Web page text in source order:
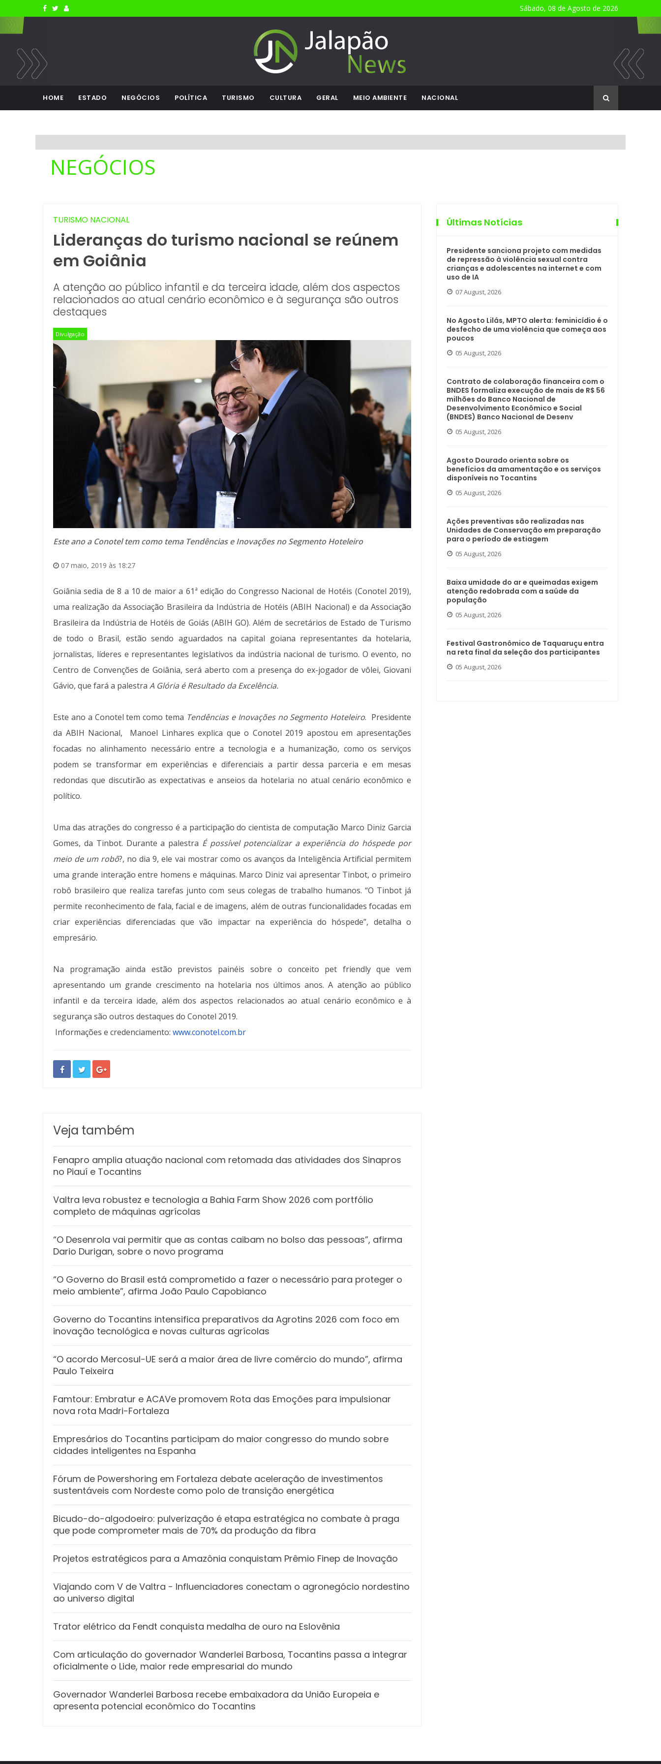
Sábado, 08 de Agosto de 2026
HOME ESTADO NEGÓCIOS POLÍTICA TURISMO CULTURA GERAL MEIO AMBIENTE NACIONAL
NEGÓCIOS
TURISMO NACIONAL
Lideranças do turismo nacional se reúnem
em Goiânia
A atenção ao público infantil e da terceira idade, além dos aspectos
relacionados ao atual cenário econômico e à segurança são outros
destaques
Divulgação
Este ano a Conotel tem como tema Tendências e Inovações no Segmento Hoteleiro
07 maio, 2019 às 18:27
Goiânia sedia de 8 a 10 de maior a 61ª edição do Congresso Nacional de Hotéis (Conotel 2019),
uma realização da Associação Brasileira da Indústria de Hotéis (ABIH Nacional) e da Associação
Brasileira da Indústria de Hotéis de Goiás (ABIH GO). Além de secretários de Estado de Turismo
de todo o Brasil, estão sendo aguardados na capital goiana representantes da hotelaria,
jornalistas, líderes e representantes legislativos da indústria nacional de turismo. O evento, no
Centro de Convenções de Goiânia, será aberto com a presença do ex-jogador de vôlei, Giovani
Gávio, que fará a palestra A Glória é Resultado da Excelência.
Este ano a Conotel tem como tema Tendências e Inovações no Segmento Hoteleiro. Presidente
da ABIH Nacional, Manoel Linhares explica que o Conotel 2019 apostou em apresentações
focadas no alinhamento necessário entre a tecnologia e a humanização, como os serviços
podem se transformar em experiências e diferenciais a partir dessa parceria e em mesas
redondas que discutirão as expectativas e anseios da hotelaria no atual cenário econômico e
político.
Uma das atrações do congresso é a participação do cientista de computação Marco Diniz Garcia
Gomes, da Tinbot. Durante a palestra É possível potencializar a experiência do hóspede por
meio de um robô?, no dia 9, ele vai mostrar como os avanços da Inteligência Artificial permitem
uma grande interação entre homens e máquinas. Marco Diniz vai apresentar Tinbot, o primeiro
robô brasileiro que realiza tarefas junto com seus colegas de trabalho humanos. “O Tinbot já
permite reconhecimento de fala, facial e de imagens, além de outras funcionalidades focadas em
criar experiências diferenciadas que vão impactar na experiência do hóspede”, detalha o
empresário.
Na programação ainda estão previstos painéis sobre o conceito pet friendly que vem
apresentando um grande crescimento na hotelaria nos últimos anos. A atenção ao público
infantil e da terceira idade, além dos aspectos relacionados ao atual cenário econômico e à
segurança são outros destaques do Conotel 2019.
Informações e credenciamento: www.conotel.com.br
Veja também
Fenapro amplia atuação nacional com retomada das atividades dos Sinapros
no Piauí e Tocantins
Valtra leva robustez e tecnologia a Bahia Farm Show 2026 com portfólio
completo de máquinas agrícolas
“O Desenrola vai permitir que as contas caibam no bolso das pessoas”, afirma
Dario Durigan, sobre o novo programa
“O Governo do Brasil está comprometido a fazer o necessário para proteger o
meio ambiente”, afirma João Paulo Capobianco
Governo do Tocantins intensifica preparativos da Agrotins 2026 com foco em
inovação tecnológica e novas culturas agrícolas
“O acordo Mercosul-UE será a maior área de livre comércio do mundo”, afirma
Paulo Teixeira
Famtour: Embratur e ACAVe promovem Rota das Emoções para impulsionar
nova rota Madri-Fortaleza
Empresários do Tocantins participam do maior congresso do mundo sobre
cidades inteligentes na Espanha
Fórum de Powershoring em Fortaleza debate aceleração de investimentos
sustentáveis com Nordeste como polo de transição energética
Bicudo-do-algodoeiro: pulverização é etapa estratégica no combate à praga
que pode comprometer mais de 70% da produção da fibra
Projetos estratégicos para a Amazônia conquistam Prêmio Finep de Inovação
Viajando com V de Valtra - Influenciadores conectam o agronegócio nordestino
ao universo digital
Trator elétrico da Fendt conquista medalha de ouro na Eslovênia
Com articulação do governador Wanderlei Barbosa, Tocantins passa a integrar
oficialmente o Lide, maior rede empresarial do mundo
Governador Wanderlei Barbosa recebe embaixadora da União Europeia e
apresenta potencial econômico do Tocantins
Últimas Notícias
Presidente sanciona projeto com medidas
de repressão à violência sexual contra
crianças e adolescentes na internet e com
uso de IA
07 August, 2026
No Agosto Lilás, MPTO alerta: feminicídio é o
desfecho de uma violência que começa aos
poucos
05 August, 2026
Contrato de colaboração financeira com o
BNDES formaliza execução de mais de R$ 56
milhões do Banco Nacional de
Desenvolvimento Econômico e Social
(BNDES) Banco Nacional de Desenv
05 August, 2026
Agosto Dourado orienta sobre os
benefícios da amamentação e os serviços
disponíveis no Tocantins
05 August, 2026
Ações preventivas são realizadas nas
Unidades de Conservação em preparação
para o período de estiagem
05 August, 2026
Baixa umidade do ar e queimadas exigem
atenção redobrada com a saúde da
população
05 August, 2026
Festival Gastronômico de Taquaruçu entra
na reta final da seleção dos participantes
05 August, 2026